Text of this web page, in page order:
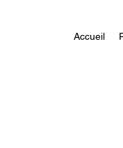
Accueil